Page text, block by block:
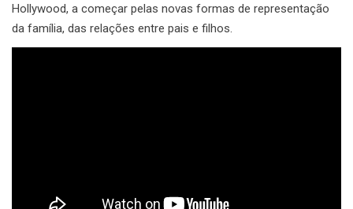
Hollywood, a começar pelas novas formas de representação
da família, das relações entre pais e filhos.